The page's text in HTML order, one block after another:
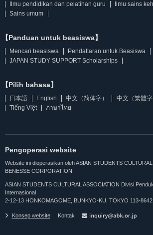
Ilmu pendidikan dan pelatihan guru
Ilmu sains
Sains umum
【Panduan untuk beasiswa】
Mencari beasiswa
Pendaftaran untuk Beasiswa
JAPAN STUDY SUPPORT Scholarships
【Pilih bahasa】
日本語 English 中文（简体字） 中文（繁體字
Tiếng Việt
ภาษาไทย
Pengoperasi website
Website ini dioperasikan oleh ASIAN STUDENTS
BENESSE CORPORATION
ASIAN STUDENTS CULTURAL ASSOCIATION Divisi
Internasional
2-12-13 HONKOMAGOME, BUNKYO-KU, TOKYO 113-8642
Konsep website Kontak